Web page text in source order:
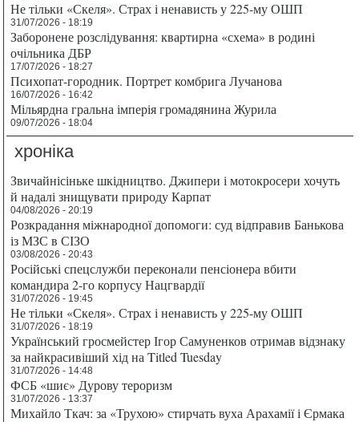
Не тільки «Скеля». Страх і ненависть у 225-му ОШП
31/07/2026 - 18:19
Заборонене розслідування: квартирна «схема» в родині
очільника ДБР
17/07/2026 - 18:27
Психопат-городник. Портрет комбрига Лучанова
16/07/2026 - 16:42
Мільярдна гральна імперія громадянина Журила
09/07/2026 - 18:04
хроніка
Звичайнісіньке шкідництво. Джипери і мотокросери хочуть
й надалі знищувати природу Карпат
04/08/2026 - 20:19
Розкрадання міжнародної допомоги: суд відправив Банькова
із МЗС в СІЗО
03/08/2026 - 20:43
Російські спецслужби переконали пенсіонера вбити
командира 2-го корпусу Нацгвардії
31/07/2026 - 19:45
Не тільки «Скеля». Страх і ненависть у 225-му ОШП
31/07/2026 - 18:19
Український гросмейстер Ігор Самуненков отримав відзнаку
за найкрасивіший хід на Titled Tuesday
31/07/2026 - 14:48
ФСБ «шиє» Дурову тероризм
31/07/2026 - 13:37
Михайло Ткач: за «Трухою» стирчать вуха Арахамії і Єрмака